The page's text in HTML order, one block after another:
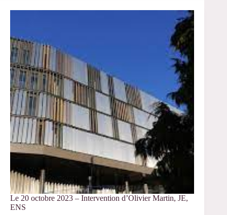
–
membre
du
jury
de
thèse
de
Gaëlle
Troadec
Le 20 octobre 2023 – Intervention d’Olivier Martin, JE,
ENS